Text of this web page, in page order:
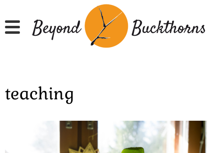
pääsisältöön
teaching